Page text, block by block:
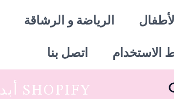
الرياضة و الرشاقة
اتصل بنا
SHOPIFY أبدأ متجرك الآن مجاناً